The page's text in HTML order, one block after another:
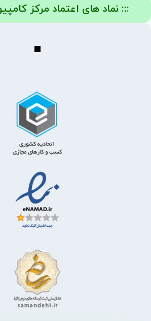
::: نماد های اعتماد مرکز